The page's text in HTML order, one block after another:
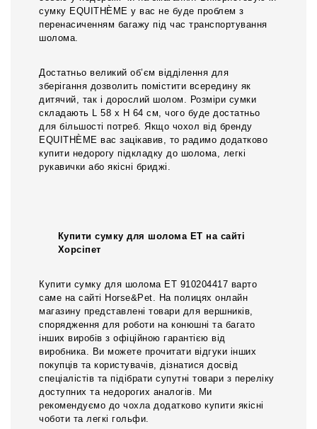
сумку EQUITHÈME у вас не буде проблем з
перенасиченням багажу під час транспортування
шолома.
Достатньо великий об’єм відділення для
зберігання дозволить помістити всередину як
дитячий, так і дорослий шолом. Розміри сумки
складають L 58 x H 64 см, чого буде достатньо
для більшості потреб. Якщо чохол від бренду
EQUITHÈME вас зацікавив, то радимо додатково
купити недорогу підкладку до шолома, легкі
рукавички або якісні бриджі.
Купити сумку для шолома ЕТ на сайті
Хорсіпет
Купити сумку для шолома ЕТ 910204417 варто
саме на сайті Horse&Pet. На полицях онлайн
магазину представлені товари для вершників,
спорядження для роботи на конюшні та багато
інших виробів з офіційною гарантією від
виробника. Ви можете прочитати відгуки інших
покупців та користувачів, дізнатися досвід
спеціалістів та підібрати супутні товари з переліку
доступних та недорогих аналогів. Ми
рекомендуємо до чохла додатково купити якісні
чоботи та легкі гольфи.